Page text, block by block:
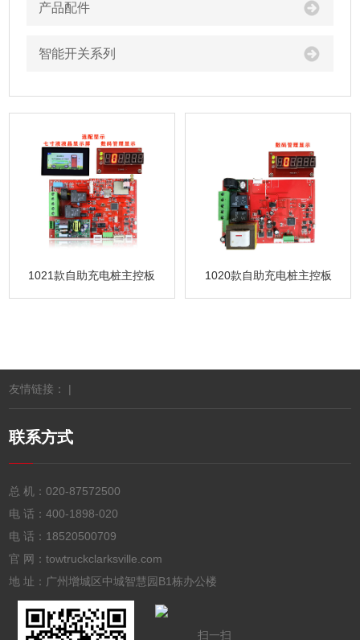
产品配件
智能开关系列
1021款自助充电桩主控板 1020款自助充电桩主控板
友情链接： |
联系方式
总 机：020-87572500
电 话：400-1898-020
电 话： 18520500709
官 网：towtruckclarksville.com
地 址：广州增城区中城智慧园B1栋办公楼
扫一扫